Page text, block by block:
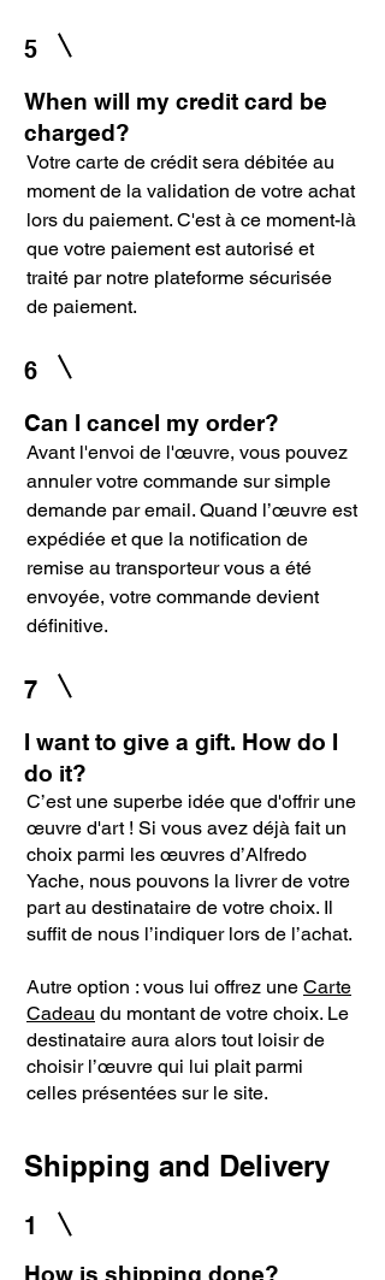
5
When will my credit card be
charged?
Votre carte de crédit sera débitée au
moment de la validation de votre achat
lors du paiement. C'est à ce moment-là
que votre paiement est autorisé et
traité par notre plateforme sécurisée
de paiement.
6
Can I cancel my order?
Avant l'envoi de l'œuvre, vous pouvez
annuler votre commande sur simple
demande par email. Quand l’œuvre est
expédiée et que la notification de
remise au transporteur vous a été
envoyée, votre commande devient
définitive.
7
I want to give a gift. How do I
do it?
C’est une superbe idée que d'offrir une
œuvre d'art ! Si vous avez déjà fait un
choix parmi les œuvres d’Alfredo
Yache, nous pouvons la livrer de votre
part au destinataire de votre choix. Il
suffit de nous l’indiquer lors de l’achat.
Autre option : vous lui offrez une Carte
Cadeau du montant de votre choix. Le
destinataire aura alors tout loisir de
choisir l’œuvre qui lui plait parmi
celles présentées sur le site.
Shipping and Delivery
1
How is shipping done?